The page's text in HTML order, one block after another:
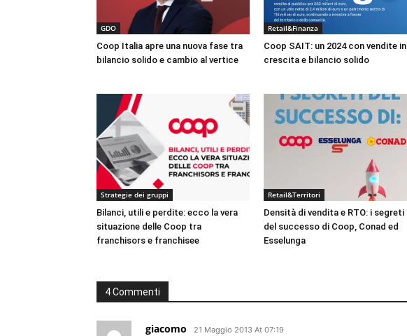
GDO
Coop Italia apre una nuova fase tra
bilancio solido e cambio al vertice
Retail&Finanza
Coop SAIT: un 2024 con vendite in
crescita e bilancio solido
Strategie dei gruppi
Bilanci, utili e perdite: ecco la vera
situazione delle Coop tra
franchisors e franchisee
Retail&Territori
Densità di vendita e RTO: i segreti
del successo di Coop, Conad ed
Esselunga
4 Commenti
giacomo 21 Maggio 2013 At 07:19